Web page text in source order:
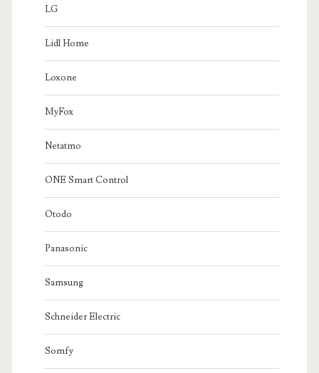
LG
Lidl Home
Loxone
MyFox
Netatmo
ONE Smart Control
Otodo
Panasonic
Samsung
Schneider Electric
Somfy